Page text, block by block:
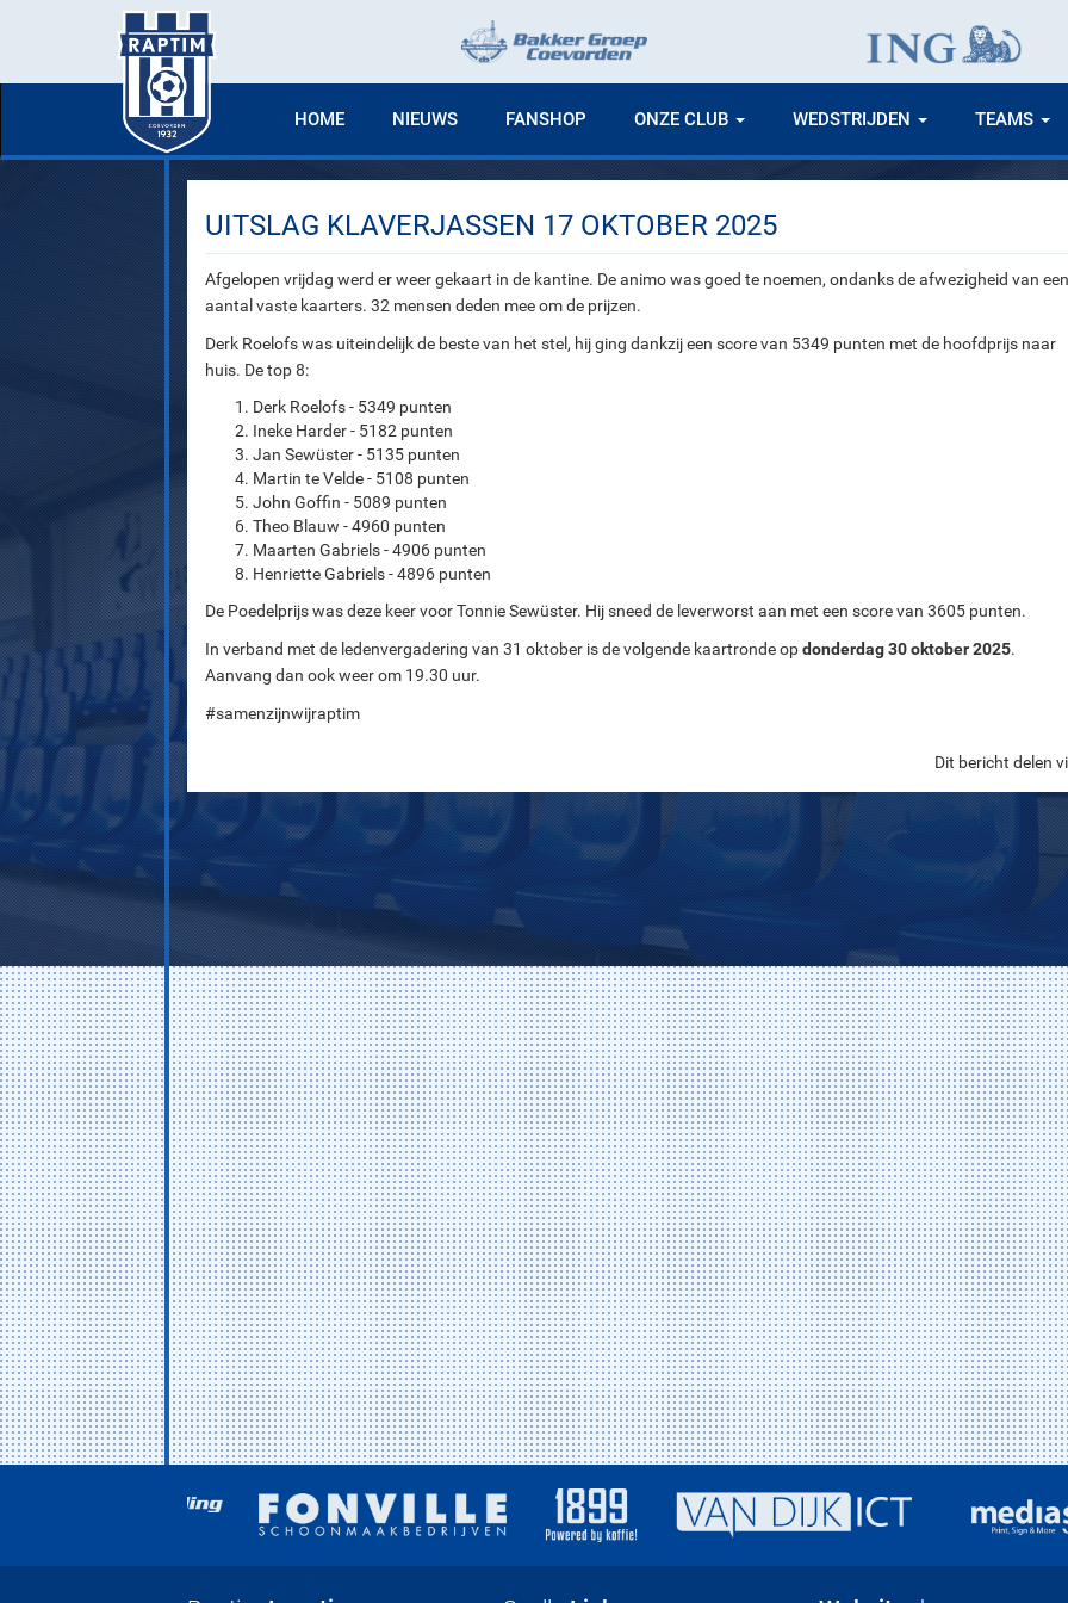
HOME NIEUWS FANSHOP ONZE CLUB WEDSTRIJDEN TEAMS
UITSLAG KLAVERJASSEN 17 OKTOBER 2025
Afgelopen vrijdag werd er weer gekaart in de kantine. De animo was goed te noemen, ondanks de afwezigheid van een
aantal vaste kaarters. 32 mensen deden mee om de prijzen.
Derk Roelofs was uiteindelijk de beste van het stel, hij ging dankzij een score van 5349 punten met de hoofdprijs naar
huis. De top 8:
Derk Roelofs - 5349 punten
Ineke Harder - 5182 punten
Jan Sewüster - 5135 punten
Martin te Velde - 5108 punten
John Goffin - 5089 punten
Theo Blauw - 4960 punten
Maarten Gabriels - 4906 punten
Henriette Gabriels - 4896 punten
De Poedelprijs was deze keer voor Tonnie Sewüster. Hij sneed de leverworst aan met een score van 3605 punten.
In verband met de ledenvergadering van 31 oktober is de volgende kaartronde opdonderdag 30 oktober 2025.
Aanvang dan ook weer om 19.30 uur.
#samenzijnwijraptim
Dit bericht delen